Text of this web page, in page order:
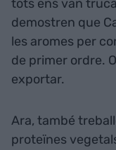
tots ens van
demostren que
les aromes per
de primer ordre.
exportar.
Ara, també
proteïnes